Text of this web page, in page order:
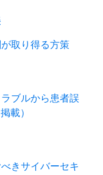
取り得る方策
ブルから患者誤
載）
きサイバーセキ